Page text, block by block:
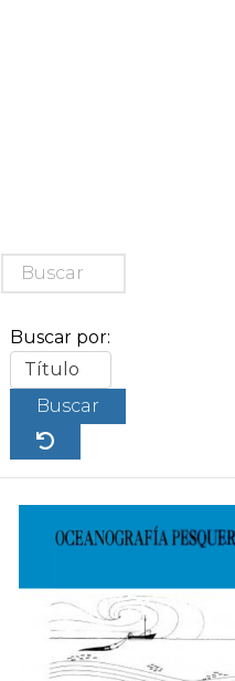
Buscar por:
Buscar